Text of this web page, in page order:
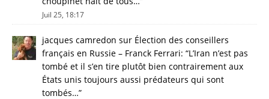
Juil 25, 18:17
jacques camredon sur Élection des conseillers
français en Russie – Franck Ferrari: “L’Iran n’est pas
tombé et il s’en tire plutôt bien contrairement aux
États unis toujours aussi prédateurs qui sont
tombés…”